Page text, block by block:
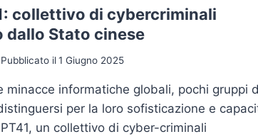
collettivo di cybercriminali
Stato cinese
Pubblicato il1 Giugno 2025
minacce informatiche globali, pochi gruppi
per la loro sofisticazione e
un collettivo di cyber-criminali